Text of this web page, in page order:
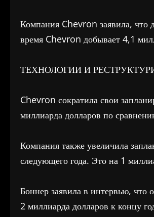
Компания Chevron заявила, что
время Chevron добывает 4,1
ТЕХНОЛОГИИ И
Chevron сократила свои
миллиарда долларов по
Компания также увеличила
следующего года. Это на 1
Боннер заявила в интервью, что
2 миллиарда долларов к концу